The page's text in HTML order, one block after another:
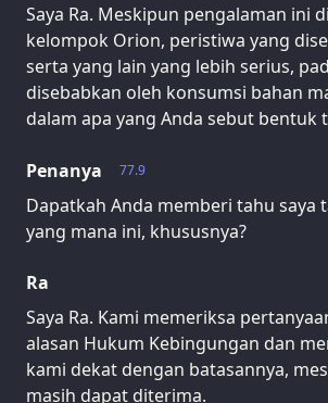
Saya Ra. Meskipun pengalaman ini
kelompok Orion, peristiwa yang
serta yang lain yang lebih serius,
disebabkan oleh konsumsi bahan
dalam apa yang Anda sebut bentuk
77.9
Penanya
Dapatkah Anda memberi tahu saya
yang mana ini, khususnya?
Ra
Saya Ra. Kami memeriksa
alasan Hukum Kebingungan dan
kami dekat dengan batasannya,
masih dapat diterima.